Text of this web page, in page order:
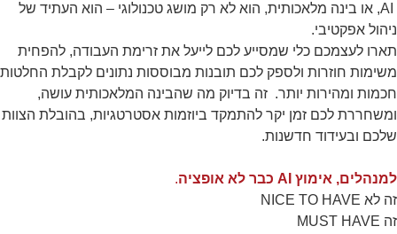
AI, או בינה מלאכותית, הוא לא רק מושג טכנולוגי – הוא העתיד של
ניהול אפקטיבי.
תארו לעצמכם כלי שמסייע לכם לייעל את זרימת העבודה, להפחית
משימות חוזרות ולספק לכם תובנות מבוססות נתונים לקבלת החלטות
חכמות ומהירות יותר. זה בדיוק מה שהבינה המלאכותית עושה,
ומשחררת לכם זמן יקר להתמקד ביוזמות אסטרטגיות, בהובלת הצוות
שלכם ובעידוד חדשנות.
למנהלים, אימוץ AI כבר לא אופציה
.
זה לא NICE TO HAVE
זה MUST HAVE
Cookie אלו
אינם
אופציונליים.
להפעלת
האתר.
כדי שנוכל
לשפר את
תפקוד האתר
ומבנהו,